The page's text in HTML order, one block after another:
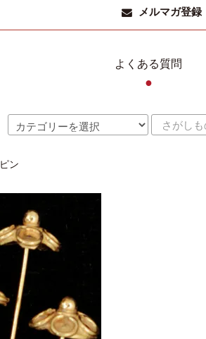
メルマガ登録
よくある質問
●
ン